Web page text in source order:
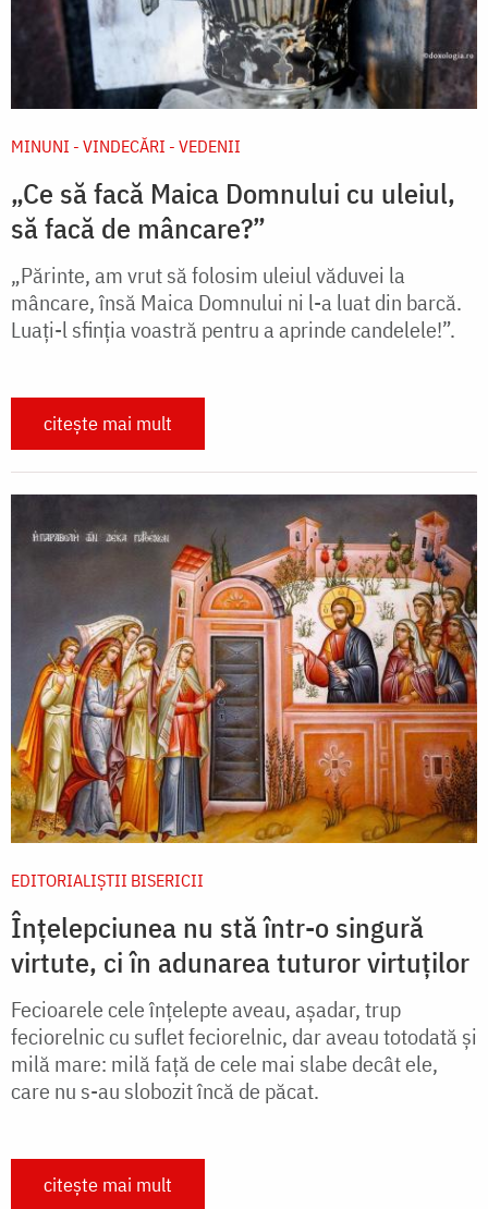
MINUNI - VINDECĂRI - VEDENII
„Ce să facă Maica Domnului cu uleiul,
să facă de mâncare?”
„Părinte, am vrut să folosim uleiul văduvei la
mâncare, însă Maica Domnului ni l-a luat din barcă.
Luați-l sfinția voastră pentru a aprinde candelele!”.
citește mai mult
EDITORIALIȘTII BISERICII
Înțelepciunea nu stă într-o singură
virtute, ci în adunarea tuturor virtuților
Fecioarele cele înțelepte aveau, așadar, trup
feciorelnic cu suflet feciorelnic, dar aveau totodată și
milă mare: milă față de cele mai slabe decât ele,
care nu s-au slobozit încă de păcat.
citește mai mult